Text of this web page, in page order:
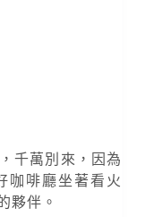
千萬別來，因為
咖啡廳坐著看火
夥伴。